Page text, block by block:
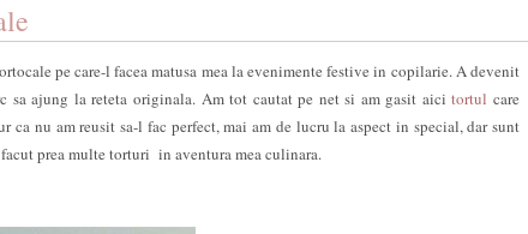
pe care-l facea matusa mea la evenimente festive in copilarie. A devenit
sa ajung la reteta originala. Am tot cautat pe net si am gasit aici tortulcare
ca nu am reusit sa-l fac perfect, mai am de lucru la aspect in special, dar sunt
prea multe torturi in aventura mea culinara.